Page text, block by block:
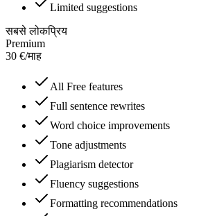
Limited suggestions
सबसे लोकप्रिय
Premium
30 €/माह
All Free features
Full sentence rewrites
Word choice improvements
Tone adjustments
Plagiarism detector
Fluency suggestions
Formatting recommendations